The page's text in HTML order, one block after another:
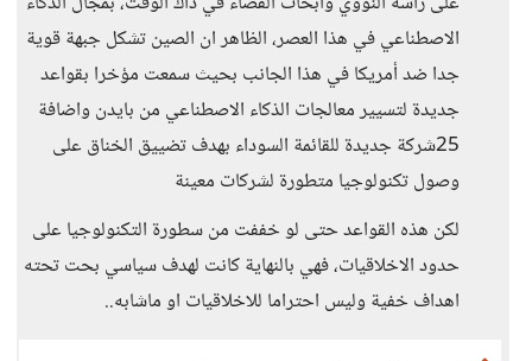
الاصطناعي في هذا العصر، الظاهر ان الصين تشكل جبهة قوية
جدا ضد أمريكا في هذا الجانب بحيث سمعت مؤخرا بقواعد
جديدة لتسيير معالجات الذكاء الاصطناعي من بايدن واضافة
25شركة جديدة للقائمة السوداء بهدف تضييق الخناق على
وصول تكنولوجيا متطورة لشركات معينة
لكن هذه القواعد حتى لو خففت من سطورة التكنولوجيا على
حدود الاخلاقيات، فهي بالنهاية كانت لهدف سياسي بحت تحته
اهداف خفية وليس احتراما للاخلاقيات او ماشابه..